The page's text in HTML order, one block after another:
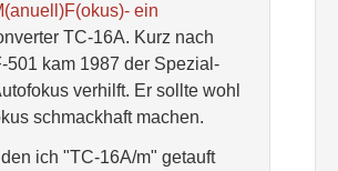
ein
TC-16A. Kurz nach
501 kam 1987 der Spezial-
verhilft. Er sollte wohl
schmackhaft machen.
ich "TC-16A/m" getauft